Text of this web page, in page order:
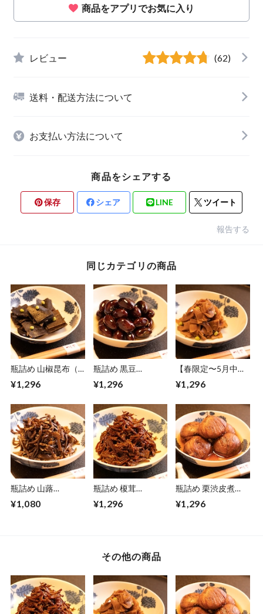
商品をアプリでお気に入り
レビュー (62)
送料・配送方法について
お支払い方法について
商品をシェアする
保存 シェア LINE ツイート
報告する
同じカテゴリの商品
瓶詰め 山椒昆布（1
¥1,296
瓶詰め 黒豆
¥1,296
【春限定〜5月中
（150g）
¥1,296
瓶詰め 山蕗
¥1,080
瓶詰め 榎茸
¥1,296
瓶詰め 栗渋皮煮
¥1,296
その他の商品